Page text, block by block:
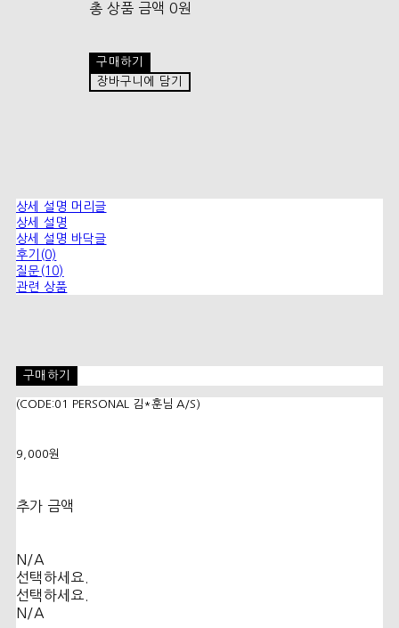
총 상품 금액 0원
구매하기
장바구니에 담기
상세 설명 머리글
상세 설명
상세 설명 바닥글
후기(0)
질문(10)
관련 상품
구매하기
(CODE:01 PERSONAL 김*훈님 A/S)
9,000원
추가 금액
N/A
선택하세요.
선택하세요.
N/A